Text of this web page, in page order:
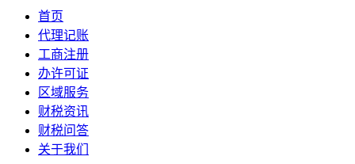
首页
代理记账
工商注册
办许可证
区域服务
财税资讯
财税问答
关于我们